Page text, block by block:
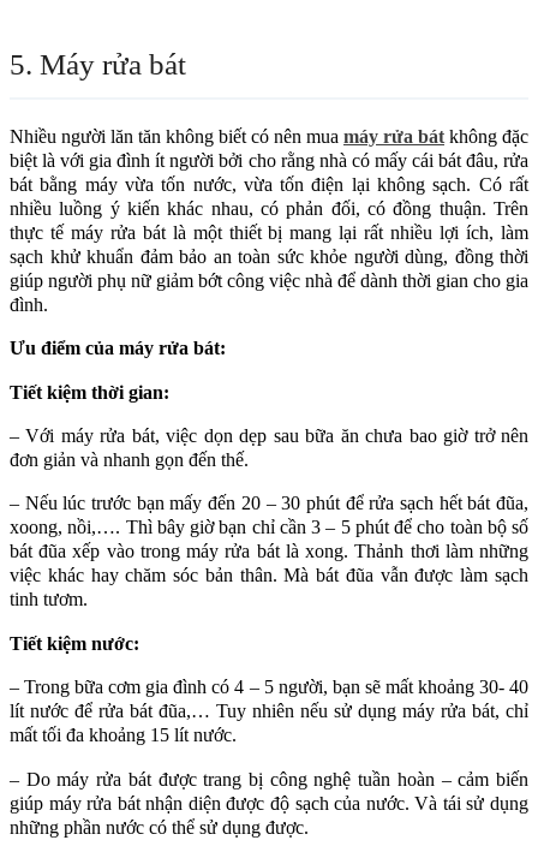
5. Máy rửa bát
Nhiều người lăn tăn không biết có nên mua máy rửa bát không đặc
biệt là với gia đình ít người bởi cho rằng nhà có mấy cái bát đâu, rửa
bát bằng máy vừa tốn nước, vừa tốn điện lại không sạch. Có rất
nhiều luồng ý kiến khác nhau, có phản đối, có đồng thuận. Trên
thực tế máy rửa bát là một thiết bị mang lại rất nhiều lợi ích, làm
sạch khử khuẩn đảm bảo an toàn sức khỏe người dùng, đồng thời
giúp người phụ nữ giảm bớt công việc nhà để dành thời gian cho gia
đình.
Ưu điểm của máy rửa bát:
Tiết kiệm thời gian:
– Với máy rửa bát, việc dọn dẹp sau bữa ăn chưa bao giờ trở nên
đơn giản và nhanh gọn đến thế.
– Nếu lúc trước bạn mấy đến 20 – 30 phút để rửa sạch hết bát đũa,
xoong, nồi,…. Thì bây giờ bạn chỉ cần 3 – 5 phút để cho toàn bộ số
bát đũa xếp vào trong máy rửa bát là xong. Thảnh thơi làm những
việc khác hay chăm sóc bản thân. Mà bát đũa vẫn được làm sạch
tinh tươm.
Tiết kiệm nước:
– Trong bữa cơm gia đình có 4 – 5 người, bạn sẽ mất khoảng 30- 40
lít nước để rửa bát đũa,… Tuy nhiên nếu sử dụng máy rửa bát, chỉ
mất tối đa khoảng 15 lít nước.
– Do máy rửa bát được trang bị công nghệ tuần hoàn – cảm biến
giúp máy rửa bát nhận diện được độ sạch của nước. Và tái sử dụng
những phần nước có thể sử dụng được.